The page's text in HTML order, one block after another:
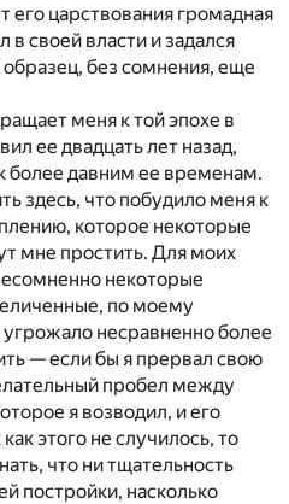
царствования громадная
своей власти и задался
без сомнения, еще
меня к той эпохе в
ее двадцать лет назад,
более давним ее временам.
здесь, что побудило меня к
которое некоторые
мне простить. Для моих
некоторые
по моему
несравненно более
— если бы я прервал свою
пробел между
я возводил, и его
этого не случилось, то
что ни тщательность
постройки, насколько